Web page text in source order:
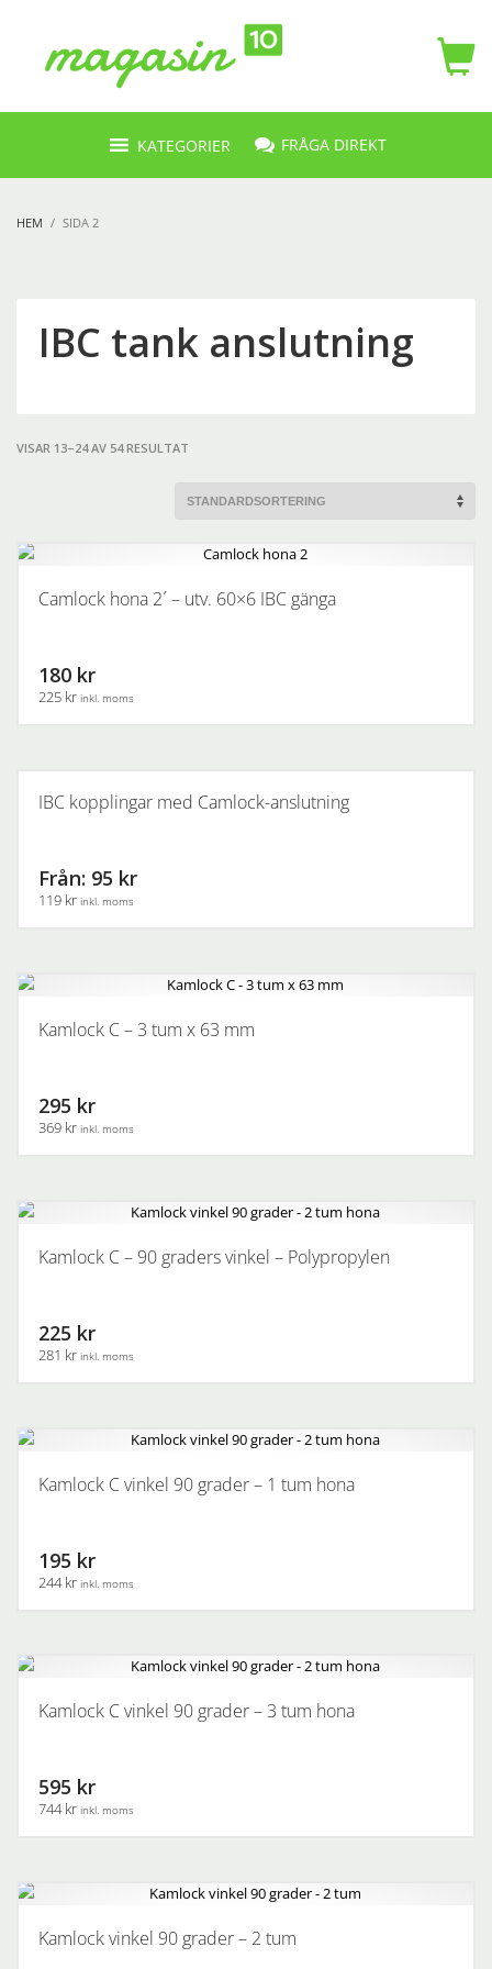
KATEGORIER FRÅGA DIREKT
HEM SIDA 2
IBC tank anslutning
VISAR 13–24 AV 54 RESULTAT
Camlock hona 2´ – utv. 60×6 IBC gänga
180 kr
225 kr inkl. moms
IBC kopplingar med Camlock-anslutning
Från: 95 kr
119 kr inkl. moms
produkten
flera
olika
alternativen
på
Kamlock C – 3 tum x 63 mm
295 kr
369 kr inkl. moms
Kamlock C – 90 graders vinkel – Polypropylen
225 kr
281 kr inkl. moms
Kamlock C vinkel 90 grader – 1 tum hona
195 kr
244 kr inkl. moms
Kamlock C vinkel 90 grader – 3 tum hona
595 kr
744 kr inkl. moms
Kamlock vinkel 90 grader – 2 tum